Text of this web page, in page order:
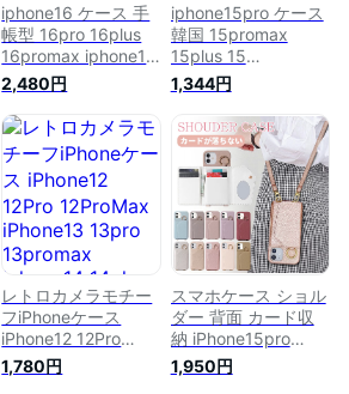
iphone16 ケース 手
帳型 16pro 16plus
16promax iphone15
ケース 手帳型 スト
ラップ付き 15pro
15plus 15promax
iphone14 ケース 手
帳型 14pro 14plus
14promax iPhone13
13mini 13pro
13promax iPhone12
12mini 12pro
12promax カード収
納 iphone se2 se3
11 11pro 11promax
2,480円
iphone15pro ケース
韓国 15promax
15plus 15
iphone14pro ケース
ベルト 14 14plus
14promax iphone13
ケース おしゃれ
iphone13pro
13promax iphone12
花柄iphone12mini
12promax スタンド
機能 iPhone se2 se3
耐衝撃
1,344円
レトロカメラモチー
フiPhoneケース
iPhone12 12Pro
12ProMax iPhone13
13pro 13promax
1,780円
スマホケース ショル
ダー 背面 カード収
納 iPhone15pro
15plus 15promax ケ
ース iPhone 15
1,950円